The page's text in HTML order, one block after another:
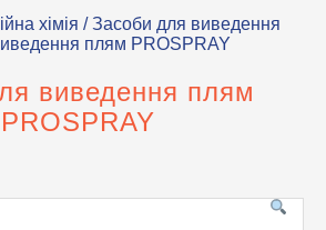
хімія /Засоби для виведення
плям PROSPRAY
виведення плям
PROSPRAY